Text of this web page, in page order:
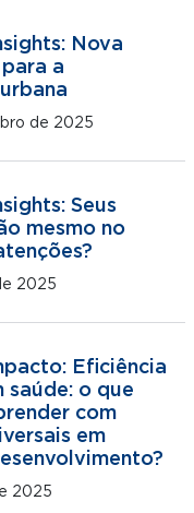
Nova
a
de 2025
Seus
mesmo no
2025
Eficiência
saúde: o que
com
em
2025